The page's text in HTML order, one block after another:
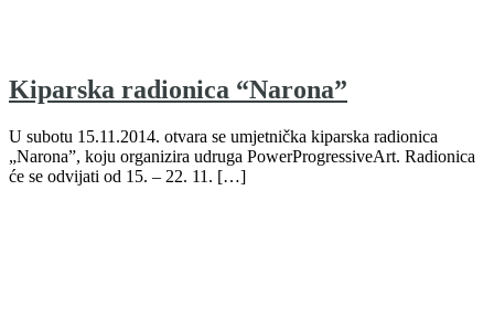
Kiparska radionica “Narona”
U subotu 15.11.2014. otvara se umjetnička kiparska radionica
„Narona”, koju organizira udruga PowerProgressiveArt. Radionica
će se odvijati od 15. – 22. 11. […]